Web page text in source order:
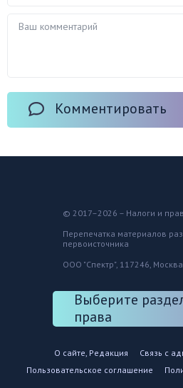
Комментировать
© 2017–2026 – Налоги и
Перепечатка материалов
первоисточника
ООО "Спектр", 117246,
Выберите
права
О сайте, Редакция
Связь с
Пользовательское соглашение